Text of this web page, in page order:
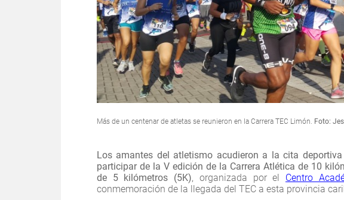
Más de un centenar de atletas se reunieron en la Carrera TEC Limón. Foto:
Los amantes del atletismo acudieron a la cita
participar de la V edición de la Carrera Atlética de 10
de 5 kilómetros (5K), organizada por el Centro
conmemoración de la llegada del TEC a esta provincia